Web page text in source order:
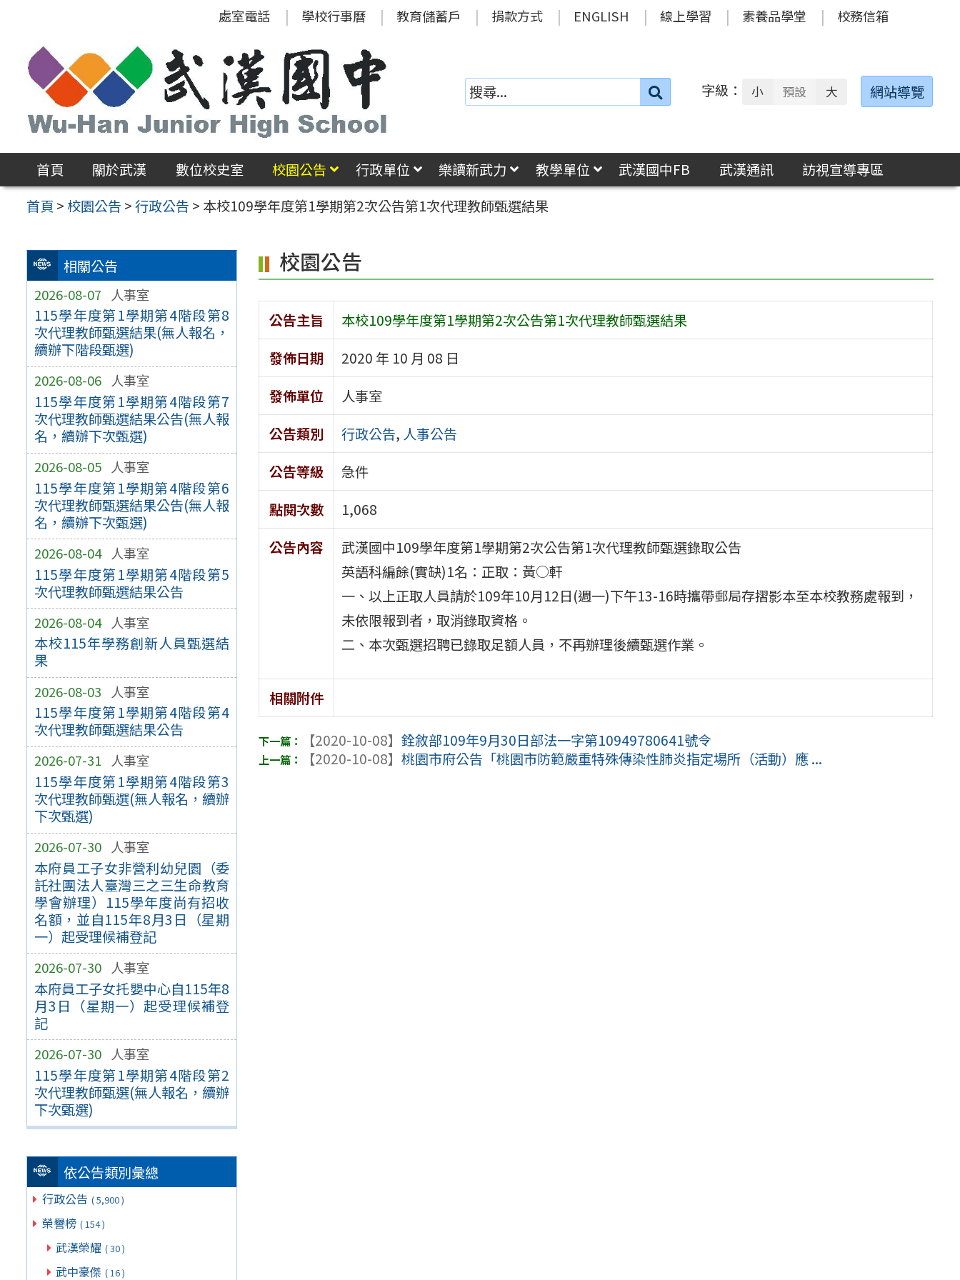
區
處室電話 學校行事曆 教育儲蓄戶 捐款方式 ENGLISH 線上學習 素養品學堂 校務信箱
搜
字級： 小 預設 大 網站導覽
首頁 關於武漢 數位校史室 校園公告 行政單位 樂讀新武力 教學單位 武漢國中FB 武漢通訊
訪視宣導專區
首頁 >校園公告 >行政公告 > 本校109學年度第1學期第2次公告第1次代理教師甄選結果
相關公告
2026-08-07 人事室
115學年度第1學期第4階段第8
次代理教師甄選結果(無人報名，
續辦下階段甄選)
2026-08-06 人事室
115學年度第1學期第4階段第7
次代理教師甄選結果公告(無人報
名，續辦下次甄選)
2026-08-05 人事室
115學年度第1學期第4階段第6
次代理教師甄選結果公告(無人報
名，續辦下次甄選)
2026-08-04 人事室
115學年度第1學期第4階段第5
次代理教師甄選結果公告
2026-08-04 人事室
本校115年學務創新人員甄選結
果
2026-08-03 人事室
115學年度第1學期第4階段第4
次代理教師甄選結果公告
2026-07-31 人事室
115學年度第1學期第4階段第3
次代理教師甄選(無人報名，續辦
下次甄選)
2026-07-30 人事室
本府員工子女非營利幼兒園（委
託社團法人臺灣三之三生命教育
學會辦理）115學年度尚有招收
名額，並自115年8月3日（星期
一）起受理候補登記
2026-07-30 人事室
本府員工子女托嬰中心自115年8
月3日（星期一）起受理候補登
記
2026-07-30 人事室
115學年度第1學期第4階段第2
次代理教師甄選(無人報名，續辦
下次甄選)
依公告類別彙總
行政公告 ( 5,900 )
榮譽榜 ( 154 )
武漢榮耀 ( 30 )
武中豪傑 ( 16 )
校園公告
公告主旨
本校109學年度第1學期第2次公告第1次代理教師甄選結果
發佈日期
2020 年 10 月 08 日
發佈單位
人事室
公告類別
行政公告, 人事公告
公告等級
急件
點閱次數
1,068
公告內容
武漢國中109學年度第1學期第2次公告第1次代理教師甄選錄取公告
英語科編餘(實缺)1名：正取：黃○軒
一、以上正取人員請於109年10月12日(週一)下午13-16時攜帶郵局存摺影本至本校教務處報到，
未依限報到者，取消錄取資格。
二、本次甄選招聘已錄取足額人員，不再辦理後續甄選作業。
相關附件
【2020-10-08】銓敘部109年9月30日部法一字第10949780641號令
【2020-10-08】桃園市府公告「桃園市防範嚴重特殊傳染性肺炎指定場所（活動）應 ...